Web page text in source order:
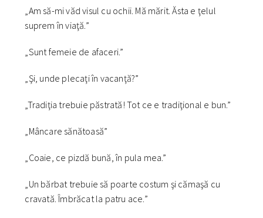
„Am să-mi văd visul cu ochii. Mă mărit. Ăsta e ţelul
suprem în viaţă.”
„Sunt femeie de afaceri.”
„Şi, unde plecaţi în vacanţă?”
„Tradiţia trebuie păstrată! Tot ce e tradiţional e bun.”
„Mâncare sănătoasă”
„Coaie, ce pizdă bună, în pula mea.”
„Un bărbat trebuie să poarte costum şi cămaşă cu
cravată. Îmbrăcat la patru ace.”